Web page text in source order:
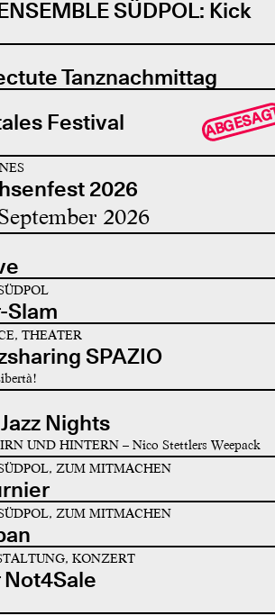
SÜDPOL: Kick
Tanznachmittag
Festival
2026
2026
Slam
THEATER
SPAZIO
Nights
UND HINTERN – Nico Stettlers Weepack
ZUM MITMACHEN
ZUM MITMACHEN
KONZERT
Not4Sale